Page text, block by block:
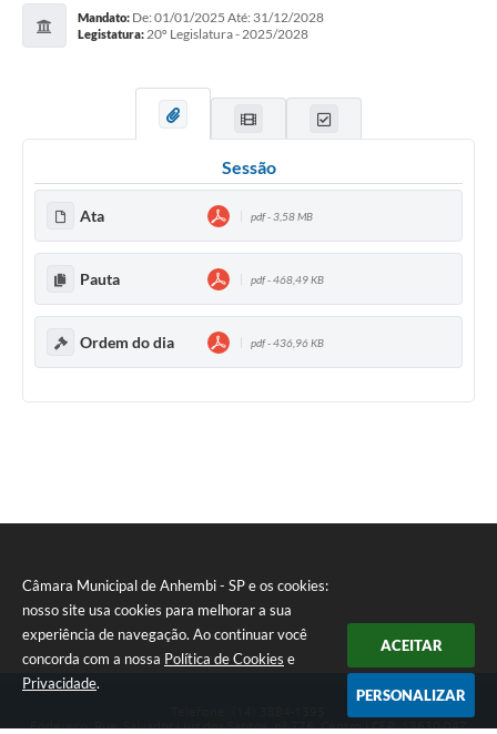
Câmara Municipal de Anhembi - SP e os cookies:
nosso site usa cookies para melhorar a sua
experiência de navegação. Ao continuar você
concorda com a nossa Política de Cookies e
Privacidade.
ACEITAR
PERSONALIZAR
Mandato: De: 01/01/2025 Até: 31/12/2028
Legistatura:20º Legislatura - 2025/2028
Sessão
Ata pdf - 3,58 MB
Pauta pdf - 468,49 KB
Ordem do dia pdf - 436,96 KB
Endereço: Rua: Salvador Luiz dos Santos, nº 776, Centro | CEP: 18630-047